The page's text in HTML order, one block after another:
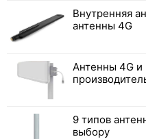
Внутренняя
антенны 4G
Антенны 4G и
9 типов
выбору